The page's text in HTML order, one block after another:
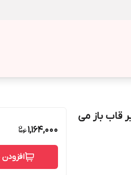
آیفون17 زیر باز (زیر قاب باز می
1,164,000